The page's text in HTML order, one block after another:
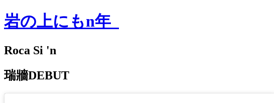
岩の上にもn年
Roca Si 'n
瑞牆DEBUT